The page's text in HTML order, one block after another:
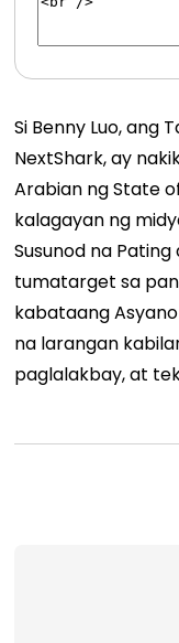
Si Benny Luo, ang
NextShark, ay
Arabian ng State
kalagayan ng
Susunod na Pating
tumatarget sa
kabataang
na larangan
paglalakbay, at